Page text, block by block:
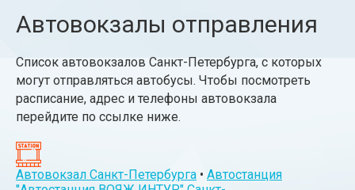
Автовокзалы отправления
Список автовокзалов Санкт-Петербурга, с которых
могут отправляться автобусы. Чтобы посмотреть
расписание, адрес и телефоны автовокзала
перейдите по ссылке ниже.
Автовокзал Санкт-Петербурга • Автостанция